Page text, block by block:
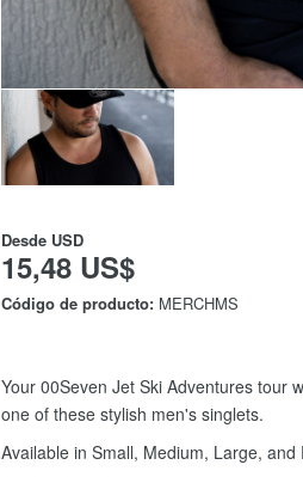
Desde USD
15,48 US$
Código de producto: MERCHMS
Your 00Seven Jet Ski Adventures tour
one of these stylish men's singlets.
Available in Small, Medium, Large, and